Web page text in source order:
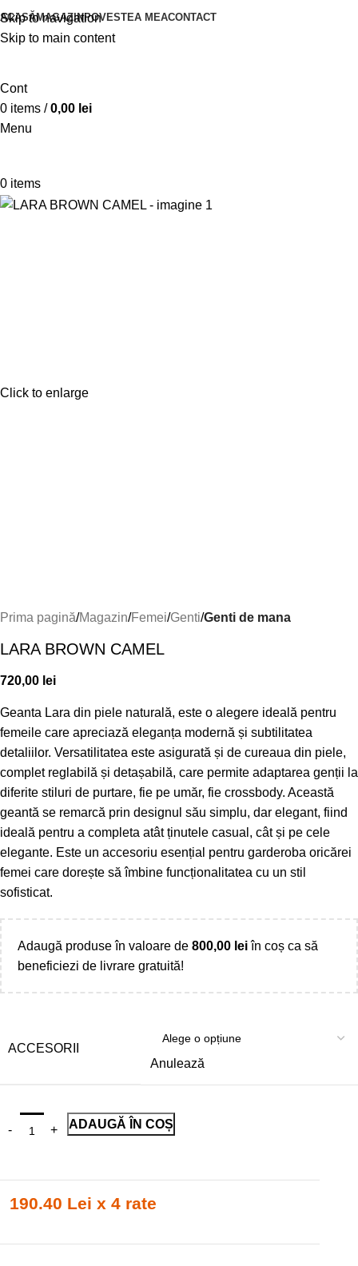
Skip to navigation
Skip to main content
ACASĂMAGAZINPOVESTEA MEACONTACT
Cont
0 items / 0,00 lei
Menu
0 items
Click to enlarge
Prima pagină Magazin Femei Genti Genti de mana
LARA BROWN CAMEL
720,00 lei
Geanta Lara din piele naturală, este o alegere ideală pentru
femeile care apreciază eleganța modernă și subtilitatea
detaliilor. Versatilitatea este asigurată și de cureaua din piele,
complet reglabilă și detașabilă, care permite adaptarea genții la
diferite stiluri de purtare, fie pe umăr, fie crossbody. Această
geantă se remarcă prin designul său simplu, dar elegant, fiind
ideală pentru a completa atât ținutele casual, cât și pe cele
elegante. Este un accesoriu esențial pentru garderoba oricărei
femei care dorește să îmbine funcționalitatea cu un stil
sofisticat.
Adaugă produse în valoare de 800,00 leiîn coș ca să
beneficiezi de livrare gratuită!
ACCESORII
Anulează
ADAUGĂ ÎN COȘ
190.40 Lei x 4 rate